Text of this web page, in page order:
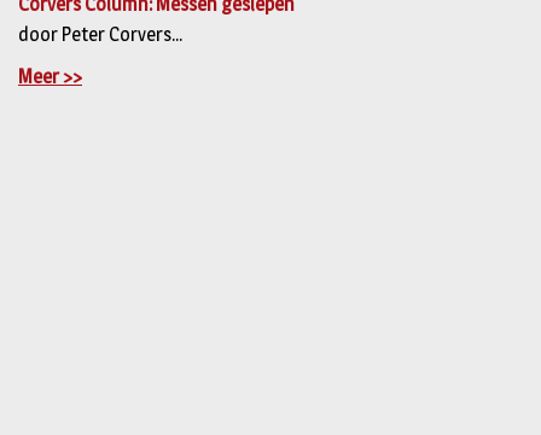
door Peter Corvers...
Meer >>